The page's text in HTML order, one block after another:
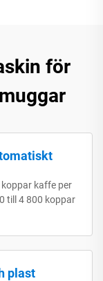
för
kaffe per
till 4 800 koppar
plast